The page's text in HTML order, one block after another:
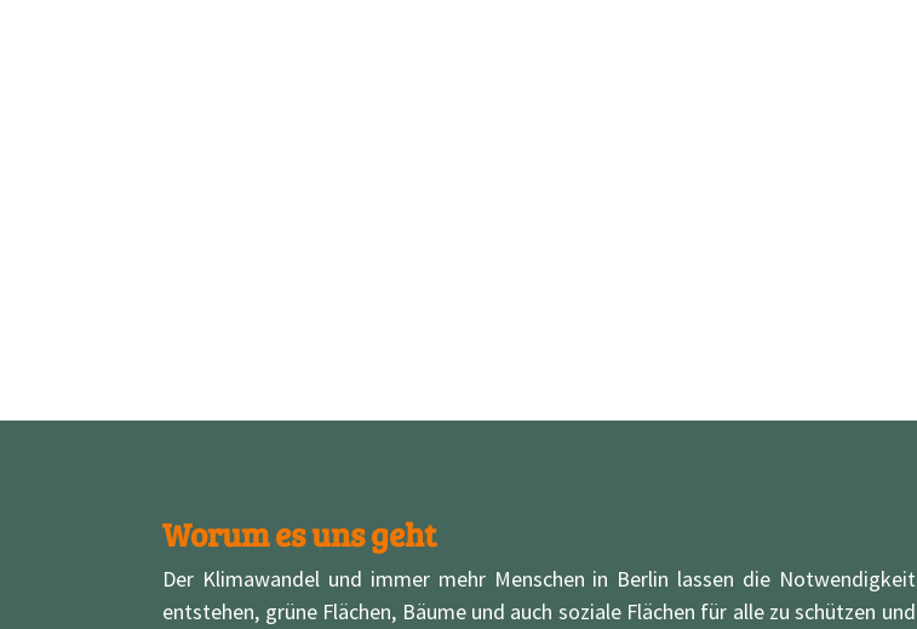
Worum es uns geht
Der Klimawandel und immer mehr Menschen in Berlin lassen die Notwendigkeit
entstehen, grüne Flächen, Bäume und auch soziale Flächen für alle zu schützen und